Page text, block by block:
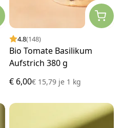
4.8(148)
Bio Tomate Basilikum
Aufstrich 380 g
€ 6,00€ 15,79 je 1 kg